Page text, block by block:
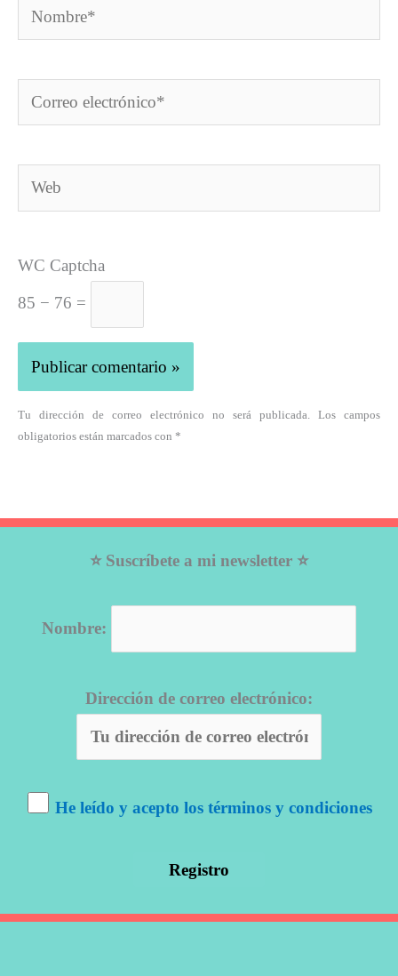
Nombre*
Correo
electrónico*
Web
WC Captcha
85 − 76 =
Tu dirección de correo electrónico no será publicada. Los campos
obligatorios están marcados con *
⭐ Suscríbete a mi newsletter ⭐
Nombre:
Dirección de correo electrónico:
He leído y acepto los términos y condiciones